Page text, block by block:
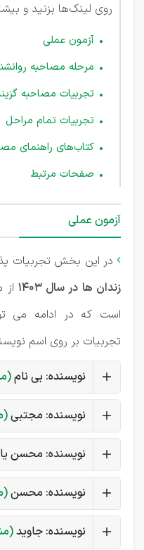
روی لینک‌ها بزنید و
آزمون عملی
مرحله مصاحبه
تجربیات مصاحبه
تجربیات تمام مراحل
کتاب‌های راهنمای
صفحات مرتبط
آزمون عملی
 در این بخش تجربیات
زندان ها در سال 1403
است که در ادامه می
تجربیات بر روی اسم
نویسنده: بی نام
نویسنده: مجتبی
نویسنده: محسن
نویسنده: محسن
نویسنده: جاوید